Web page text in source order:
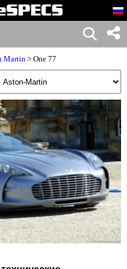
Martin > One 77